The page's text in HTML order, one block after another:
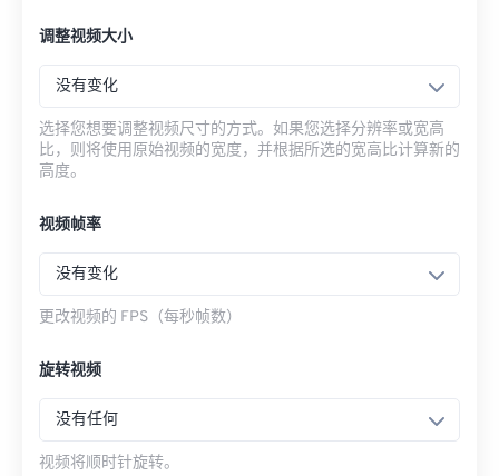
调整视频大小
没有变化
选择您想要调整视频尺寸的方式。如果您选择分辨率或宽高
比，则将使用原始视频的宽度，并根据所选的宽高比计算新的
高度。
视频帧率
没有变化
更改视频的 FPS（每秒帧数）
旋转视频
没有任何
视频将顺时针旋转。